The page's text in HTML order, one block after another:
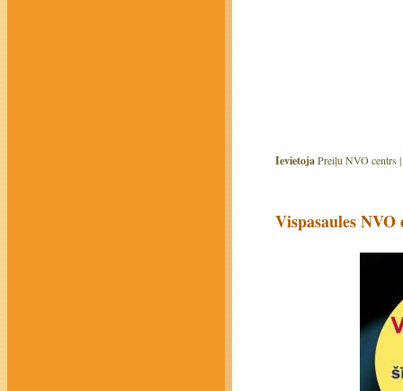
IevietojaPreiļu NVO centrs |
Vispasaules